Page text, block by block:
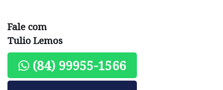
Fale com
Tulio Lemos
(84) 99955-1566